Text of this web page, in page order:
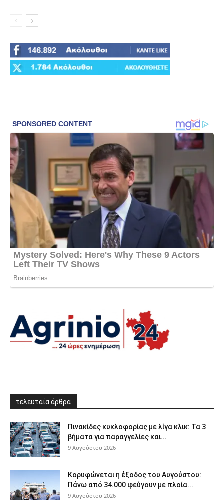
τελευταία άρθρα
Πινακίδες κυκλοφορίας με λίγα κλικ: Τα 3
βήματα για παραγγελίες και...
9 Αυγούστου 2026
Κορυφώνεται η έξοδος του Αυγούστου:
Πάνω από 34.000 φεύγουν με πλοία...
9 Αυγούστου 2026